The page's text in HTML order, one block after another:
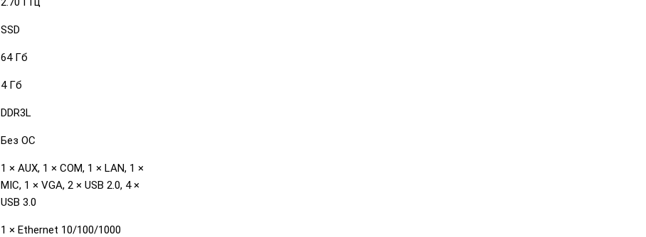
SSD
64 Гб
4 Гб
DDR3L
Без ОС
1 × AUX, 1 × COM, 1 × LAN, 1 ×
MIC, 1 × VGA, 2 × USB 2.0, 4 ×
USB 3.0
1 × Ethernet 10/100/1000